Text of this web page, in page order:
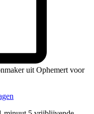
uit Ophemert voor